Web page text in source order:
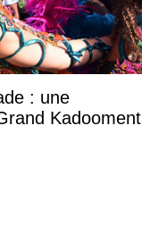
: une
Kadooment